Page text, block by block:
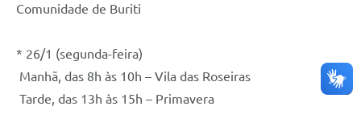
Comunidade de Buriti
* 26/1 (segunda-feira)
Manhã, das 8h às 10h – Vila das Roseiras
Tarde, das 13h às 15h – Primavera